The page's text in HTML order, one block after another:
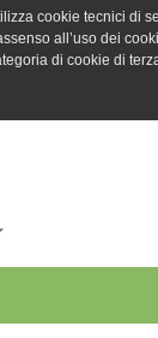
cookie tecnici di
all’uso dei
di cookie di